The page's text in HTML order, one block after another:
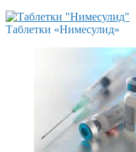
Таблетки «Нимесулид»